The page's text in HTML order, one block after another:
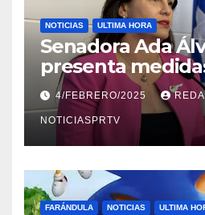
NOTICIAS ULTIMA HORA
Senadora Ada
presenta
violencia en el
4/FEBRERO/2025
NOTICIASPRTV
FARÁNDULA NOTICIAS ULTIMA